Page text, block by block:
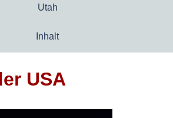
Utah
Inhalt
USA